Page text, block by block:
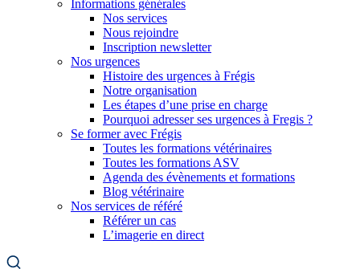
Informations générales
Nos services
Nous rejoindre
Inscription newsletter
Nos urgences
Histoire des urgences à Frégis
Notre organisation
Les étapes d’une prise en charge
Pourquoi adresser ses urgences à Fregis ?
Se former avec Frégis
Toutes les formations vétérinaires
Toutes les formations ASV
Agenda des évènements et formations
Blog vétérinaire
Nos services de référé
Référer un cas
L’imagerie en direct